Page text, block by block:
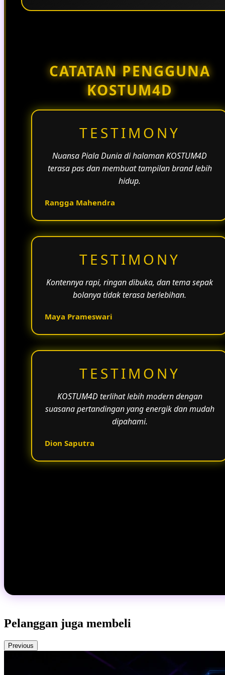
CATATAN PENGGUNA
KOSTUM4D
TESTIMONY
Nuansa Piala Dunia di halaman KOSTUM4D
terasa pas dan membuat tampilan brand lebih
hidup.
Rangga Mahendra
TESTIMONY
Kontennya rapi, ringan dibuka, dan tema sepak
bolanya tidak terasa berlebihan.
Maya Prameswari
TESTIMONY
KOSTUM4D terlihat lebih modern dengan
suasana pertandingan yang energik dan mudah
dipahami.
Dion Saputra
Pelanggan juga membeli
Previous